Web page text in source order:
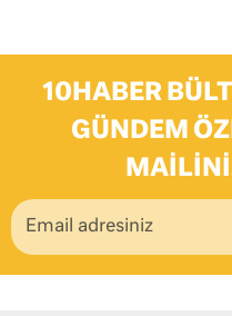
10HABER
GÜNDEM